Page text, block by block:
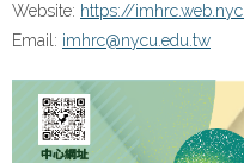
Website: https://
Email: imhrc@nycu.edu.tw